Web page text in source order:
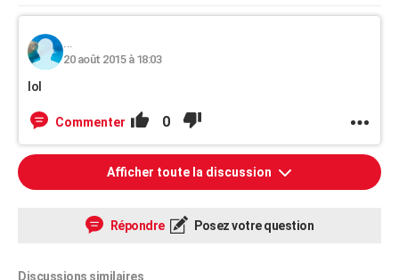
...
20 août 2015 à 18:03
lol
Commenter 0
Afficher toute la discussion
Répondre Posez votre question
Discussions similaires